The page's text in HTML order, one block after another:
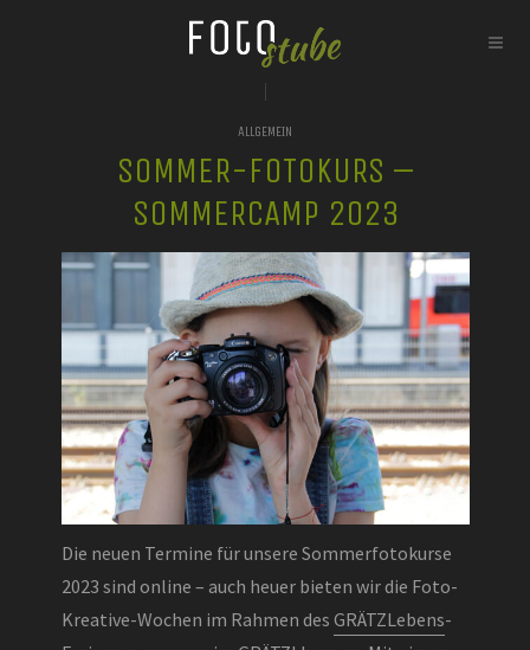
ALLGEMEIN
SOMMER-FOTOKURS –
SOMMERCAMP 2023
Die neuen Termine für unsere Sommerfotokurse
2023 sind online – auch heuer bieten wir die Foto-
Kreative-Wochen im Rahmen des GRÄTZLebens-